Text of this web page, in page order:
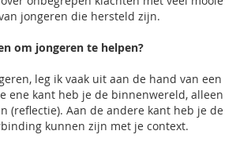
jongeren die hersteld zijn.
om jongeren te helpen?
leg ik vaak uit aan de hand van een
ene kant heb je de binnenwereld, alleen
(reflectie). Aan de andere kant heb je de
kunnen zijn met je context.